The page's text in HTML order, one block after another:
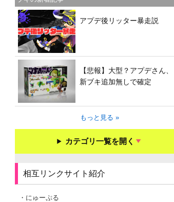
アプデ後リッター暴走説
【悲報】大型？アプデさん、
新ブキ追加無しで確定
もっと見る »
カテゴリ一覧を開く
相互リンクサイト紹介
・にゅーぷる